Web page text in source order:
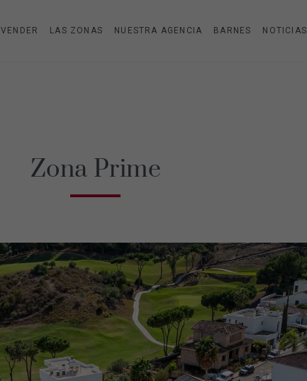
VENDER LAS ZONAS NUESTRA AGENCIA BARNES NOTICIAS
Zona Prime